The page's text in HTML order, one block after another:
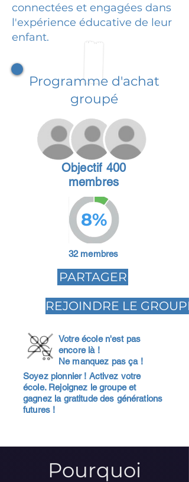
connectées et engagées dans
l'expérience éducative de leur
enfant.
Programme d'achat
groupé
Objectif 400
membres
8%
32 membres
PARTAGER
REJOINDRE LE GROUPE
Votre école n'est pas
encore là !
Ne manquez pas ça !
Soyez pionnier ! Activez votre
école. Rejoignez le groupe et
gagnez la gratitude des générations
futures !
Pourquoi